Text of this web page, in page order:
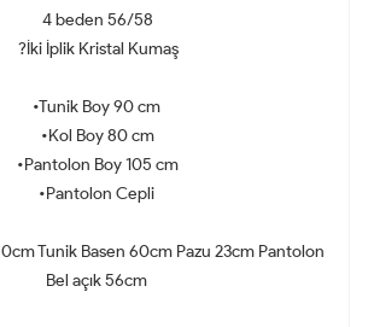
4 beden 56/58
?İki İplik Kristal Kumaş
•Tunik Boy 90 cm
•Kol Boy 80 cm
•Pantolon Boy 105 cm
•Pantolon Cepli
Tunik Basen 60cm Pazu 23cm Pantolon
Bel açık 56cm